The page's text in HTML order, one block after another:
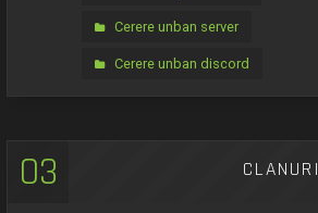
Cerere unban server
Cerere unban discord
03 CLANURI